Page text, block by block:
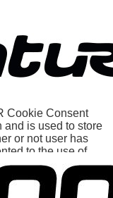
Cookie Consent
The cookie is used
the user consent
cookies in the
Cookie Consent
and is used to store
or not user has
to the use of
It does not store
data.